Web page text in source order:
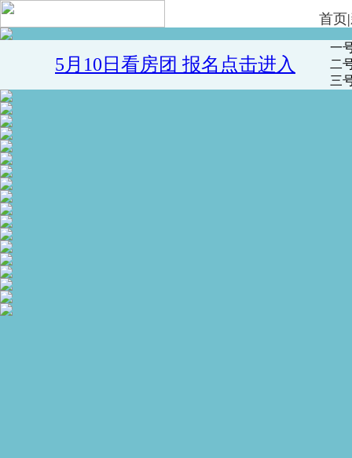
首页|
5月10日看房团 报名点击进入
一
二
三